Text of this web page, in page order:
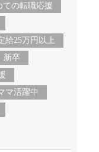
ての転職応援
給25万円以上
新卒
マ活躍中